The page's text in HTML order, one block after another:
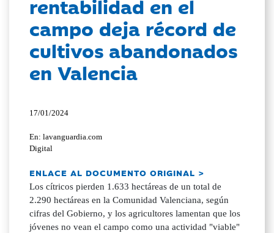
rentabilidad en el
campo deja récord de
cultivos abandonados
en Valencia
17/01/2024
En: lavanguardia.com
Digital
ENLACE AL DOCUMENTO ORIGINAL >
Los cítricos pierden 1.633 hectáreas de un total de
2.290 hectáreas en la Comunidad Valenciana, según
cifras del Gobierno, y los agricultores lamentan que los
jóvenes no vean el campo como una actividad "viable"